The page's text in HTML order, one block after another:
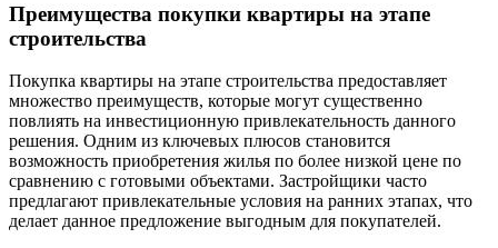
Преимущества покупки квартиры на этапе
строительства
Покупка квартиры на этапе строительства предоставляет
множество преимуществ, которые могут существенно
повлиять на инвестиционную привлекательность данного
решения. Одним из ключевых плюсов становится
возможность приобретения жилья по более низкой цене по
сравнению с готовыми объектами. Застройщики часто
предлагают привлекательные условия на ранних этапах, что
делает данное предложение выгодным для покупателей.